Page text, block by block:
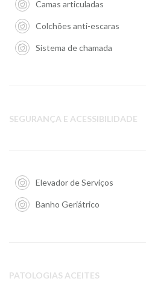
Camas articuladas
Colchões anti-escaras
Sistema de chamada
SEGURANÇA E ACESSIBILIDADE
Elevador de Serviços
Banho Geriátrico
PATOLOGIAS ACEITES